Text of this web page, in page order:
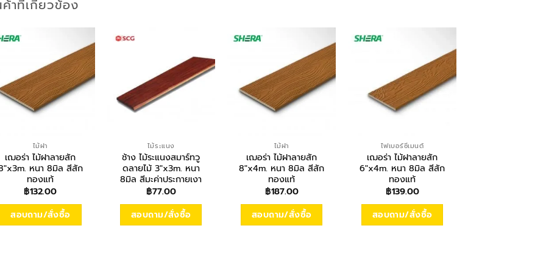
าที่เกี่ยวข้อง
ไม้ฝา
เฌอร่า ไม้ฝาลายสัก
หนา 8มิล สีสัก
ทองแท้
฿132.00
สอบถาม/สั่งซื้อ
ไม้ระแนง
ช้าง ไม้ระแนงสมาร์ทวู
ดลายไม้ 3″x3m. หนา
8มิล สีมะค่าประกายเงา
฿77.00
สอบถาม/สั่งซื้อ
ไม้ฝา
เฌอร่า ไม้ฝาลายสัก
8″x4m. หนา 8มิล สีสัก
ทองแท้
฿187.00
สอบถาม/สั่งซื้อ
ไฟเบอร์ซีเมนต์
เฌอร่า ไม้ฝาลายสัก
6″x4m. หนา 8มิล สีสัก
ทองแท้
฿139.00
สอบถาม/สั่งซื้อ